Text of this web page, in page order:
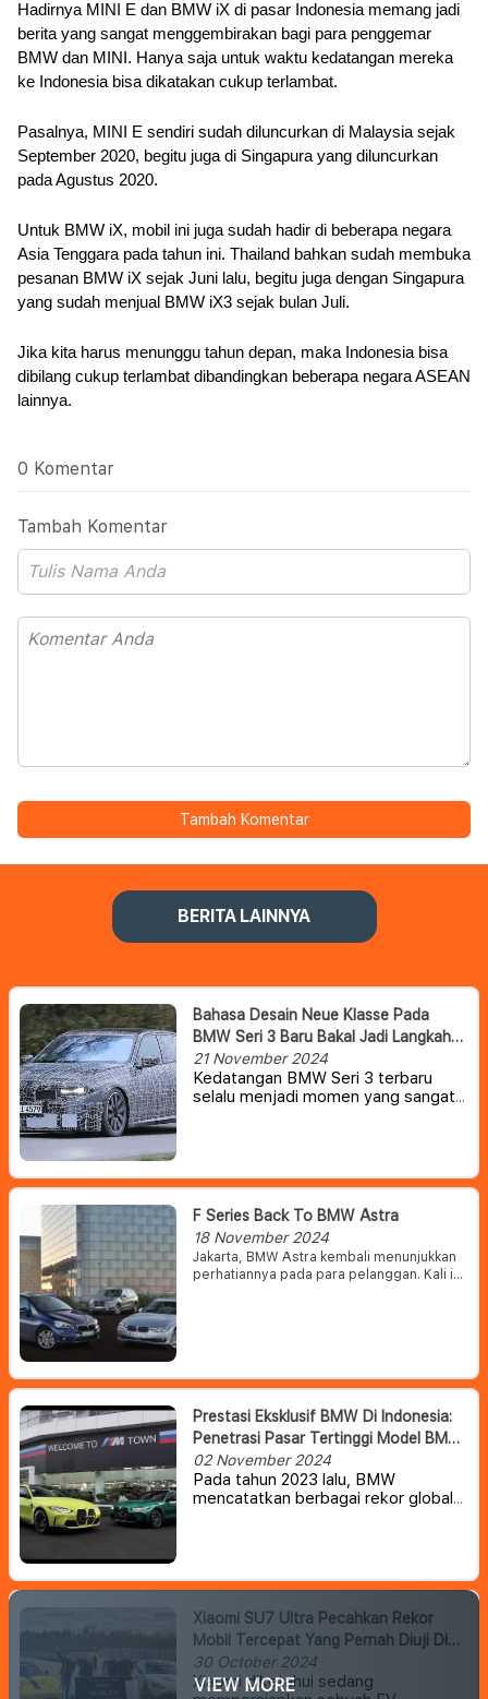
Hadirnya MINI E dan BMW iX di pasar Indonesia memang jadi
berita yang sangat menggembirakan bagi para penggemar
BMW dan MINI. Hanya saja untuk waktu kedatangan mereka
ke Indonesia bisa dikatakan cukup terlambat.
Pasalnya, MINI E sendiri sudah diluncurkan di Malaysia sejak
September 2020, begitu juga di Singapura yang diluncurkan
pada Agustus 2020.
Untuk BMW iX, mobil ini juga sudah hadir di beberapa negara
Asia Tenggara pada tahun ini. Thailand bahkan sudah membuka
pesanan BMW iX sejak Juni lalu, begitu juga dengan Singapura
yang sudah menjual BMW iX3 sejak bulan Juli.
Jika kita harus menunggu tahun depan, maka Indonesia bisa
dibilang cukup terlambat dibandingkan beberapa negara ASEAN
lainnya.
0 Komentar
Tambah Komentar
Tambah Komentar
BERITA LAINNYA
Bahasa Desain Neue Klasse Pada
BMW Seri 3 Baru Bakal Jadi Langkah
Pionir
21 November 2024
Kedatangan BMW Seri 3 terbaru
selalu menjadi momen yang sangat
mengawali era baru untuk desain dan
teknologi BMW.
F Series Back To BMW Astra
18 November 2024
Jakarta, BMW Astra kembali menunjukkan
perhatiannya pada para pelanggan. Kali ini
Prestasi Eksklusif BMW Di Indonesia:
Penetrasi Pasar Tertinggi Model BMW
M Di Seluruh Dunia
02 November 2024
Pada tahun 2023 lalu, BMW
mencatatkan berbagai rekor global
pasar otomotif Tanah Air. BMW
berhasil meraih sukses besar di
Indonesia pada tahun tersebut,
dengan menjual 5.000 unit di pasar
Indonesia.
Xiaomi SU7 Ultra Pecahkan Rekor
Mobil Tercepat Yang Pernah Diuji Di
Sirkuit Nurburgring
30 October 2024
Xiaomi diketahui sedang
VIEW MORE